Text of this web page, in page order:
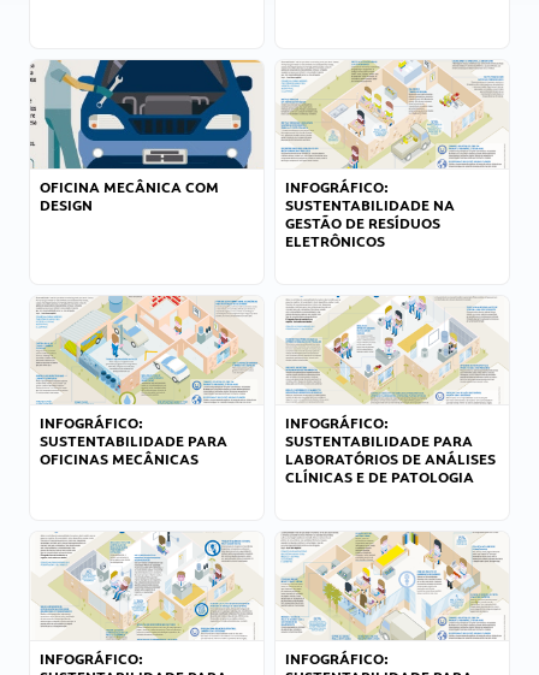
OFICINA MECÂNICA COM
DESIGN
INFOGRÁFICO:
SUSTENTABILIDADE NA
GESTÃO DE RESÍDUOS
ELETRÔNICOS
INFOGRÁFICO:
SUSTENTABILIDADE PARA
OFICINAS MECÂNICAS
INFOGRÁFICO:
SUSTENTABILIDADE PARA
LABORATÓRIOS DE ANÁLISES
CLÍNICAS E DE PATOLOGIA
INFOGRÁFICO:
INFOGRÁFICO: